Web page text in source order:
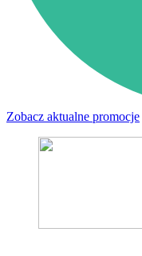
Zobacz aktualne promocje